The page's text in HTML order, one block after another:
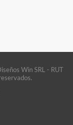
Win SRL - RUT